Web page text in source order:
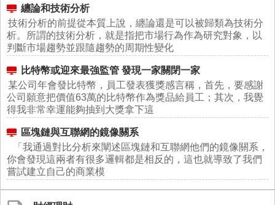
纏論和技術分析
技術分析的前提從本質上說，纏論還是可以被歸類為技術分
析。所謂的技術分析，就是指把市場行為作為研究對象，以
判斷市場趨勢並跟隨趨勢的周期性變化
比特幣或迎來最強監管 發現一家關閉一家
某公司年會發比特幣，員工發表獲獎感言稱，首先，要感謝
公司願意把價值63萬的比特幣作為獎品給員工；其次，我覺
得我非常幸運能夠抽到大獎拿下這
區塊鏈與互聯網的鏡像關系
「我通過對比分析來闡述區塊鏈和互聯網他們的鏡像關系，
你會發現這兩者有很多邏輯都是相反的，這也就導致了我們
嘗試建立自己的商業模